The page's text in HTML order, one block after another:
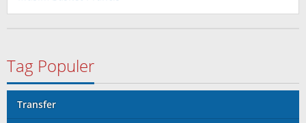
Tag Populer
Transfer